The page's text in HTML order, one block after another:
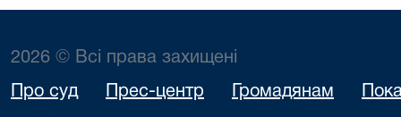
2026 © Всі права захищені
Про суд Прес-центр Громадянам